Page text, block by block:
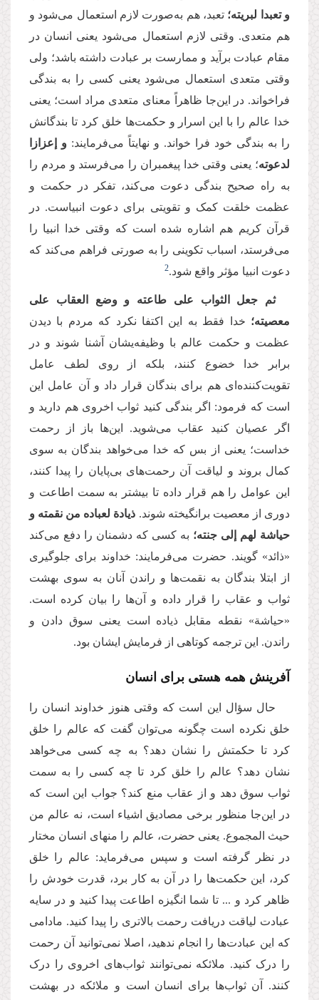
و تعبدا لبریته؛ تعبد، هم به‌صورت لازم استعمال می‌شود و
هم متعدی. وقتی لازم استعمال می‌شود یعنی انسان در
مقام عبادت برآید و ممارست بر عبادت داشته باشد؛‌ ولی
وقتی متعدی استعمال می‌شود یعنی کسی را به بندگی
فراخواند. در این‌جا ظاهراً معنای متعدی‌ مراد است؛ یعنی
خدا عالم را با این اسرار و حکمت‌ها خلق کرد تا بندگانش
را به بندگی خود فرا خواند. و نهایتاً می‌فرمایند: و إعزازا
لدعوته؛ یعنی وقتی خدا پیغمبران را می‌فرستد و مردم را
به راه صحیح بندگی دعوت می‌کند، تفکر در حکمت و
عظمت خلقت کمک و تقویتی برای دعوت انبیاست. در
قرآن کریم هم اشاره شده است که وقتی خدا انبیا را
می‌فرستد، اسباب تکوینی را به صورتی فراهم می‌کند که
دعوت انبیا مؤثر واقع شود.2
ثم جعل الثواب على طاعته و وضع العقاب على
معصیته؛ خدا فقط به این اکتفا نکرد که مردم با دیدن
عظمت و حکمت عالم با وظیفه‌یشان آشنا شوند و در
برابر خدا خضوع کنند، بلکه از روی لطف عامل
تقویت‌کننده‌ای هم برای بندگان قرار داد و آن عامل این
است که فرمود: اگر بندگی کنید ثواب اخروی هم دارید و
اگر عصیان کنید عقاب می‌شوید. این‌ها باز از رحمت
خداست؛ یعنی از بس که خدا می‌خواهد بندگان به سوی
کمال بروند و لیاقت آن رحمت‌های بی‌پایان را پیدا کنند،
این عوامل را هم قرار داده تا بیشتر به سمت اطاعت و
دوری از معصیت برانگیخته شوند. ذیادة لعباده من نقمته و
حیاشة لهم إلى جنته؛‏ به کسی که دشمنان را دفع می‌کند
«ذائد» گویند. حضرت می‌فرمایند: خداوند برای جلوگیری
از ابتلا بندگان به نقمت‌ها و راندن آنان به سوی بهشت
ثواب و عقاب را قرار داده و آن‌ها را بیان کرده است.
«حیاشة» نقطه مقابل ذیاده است یعنی سوق دادن و
راندن. این ترجمه کوتاهی از فرمایش ایشان بود.
آفرینش همه هستی برای انسان
حال سؤال این است که وقتی هنوز خداوند انسان را
خلق نکرده است چگونه می‌توان گفت که عالم را خلق
کرد تا حکمتش را نشان دهد؟ به چه کسی می‌خواهد
نشان دهد؟ عالم را خلق کرد تا چه کسی را به سمت
ثواب سوق دهد و از عقاب منع کند؟ جواب این است که
در این‌جا منظور برخی مصادیق اشیاء است، نه عالم من
حیث المجموع. یعنی حضرت، عالم را منهای انسان مختار
در نظر گرفته است و سپس می‌فرماید: عالم را خلق
کرد، این حکمت‌ها را در آن به کار برد، قدرت خودش را
ظاهر کرد و ... تا شما انگیزه‌ اطاعت پیدا کنید و در سایه
عبادت لیاقت دریافت رحمت بالاتری را پیدا کنید. مادامی
که این عبادت‌ها را انجام ندهید، اصلا نمی‌توانید آن رحمت
را درک کنید. ملائکه نمی‌توانند ثواب‌های اخروی را درک
کنند. آن ثواب‌ها برای انسان است و ملائکه در بهشت